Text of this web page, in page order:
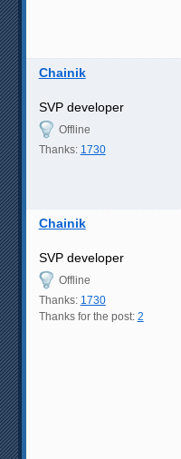
Chainik
SVP developer
Offline
Thanks: 1730
Chainik
SVP developer
Offline
Thanks: 1730
Thanks for the post: 2